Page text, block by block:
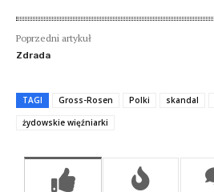
Poprzedni artykuł
Zdrada
TAGI Gross-Rosen Polki skandal
żydowskie więźniarki